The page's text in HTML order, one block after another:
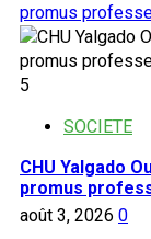
promus
5
SOCIETE
CHU Yalgado
promus
août 3, 2026 0